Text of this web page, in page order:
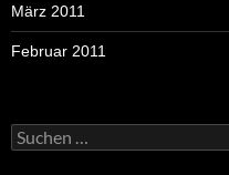
März 2011
Februar 2011
Suchen
nach: